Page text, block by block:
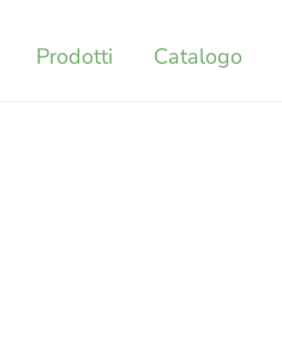
Prodotti Catalogo